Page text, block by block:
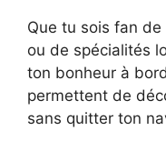
Que tu sois fan
ou de spécialités
ton bonheur à
permettent de
sans quitter ton